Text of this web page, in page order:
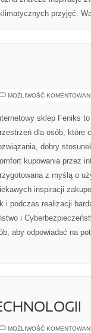
przyjęć.
MOŻLIWOŚĆ
sklep Feniks
dla osób, które
dobry
kupowania przez
z myślą o
inspiracji
i podczas realizacji
i
aby odpowiadać na
MOŻLIWOŚĆ